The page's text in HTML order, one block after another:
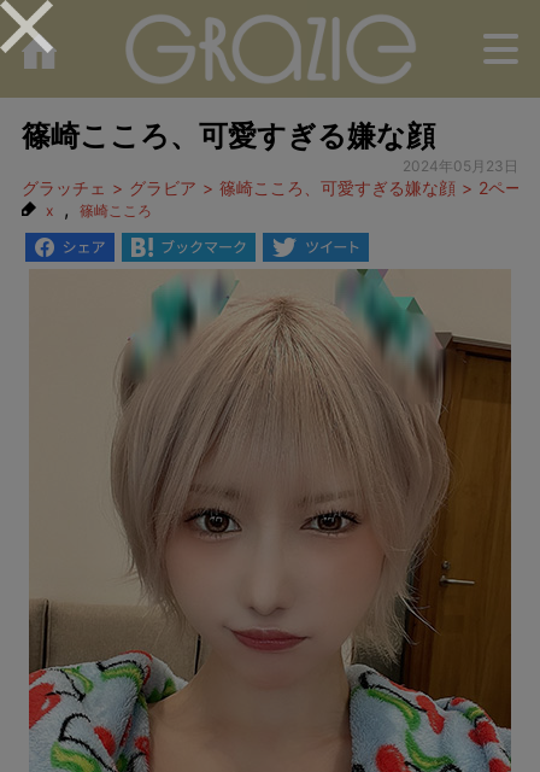
篠崎こころ、可愛すぎる嫌な顔
2024年05月23日
グラッチェ グラビア 篠崎こころ、可愛すぎる嫌な顔 2ペー
x , 篠崎こころ